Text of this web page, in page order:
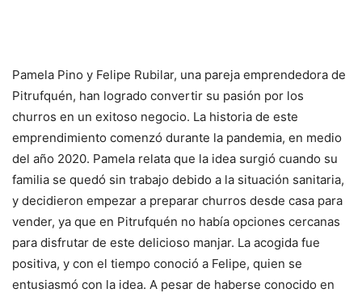
Pamela Pino y Felipe Rubilar, una pareja emprendedora de
Pitrufquén, han logrado convertir su pasión por los
churros en un exitoso negocio. La historia de este
emprendimiento comenzó durante la pandemia, en medio
del año 2020. Pamela relata que la idea surgió cuando su
familia se quedó sin trabajo debido a la situación sanitaria,
y decidieron empezar a preparar churros desde casa para
vender, ya que en Pitrufquén no había opciones cercanas
para disfrutar de este delicioso manjar. La acogida fue
positiva, y con el tiempo conoció a Felipe, quien se
entusiasmó con la idea. A pesar de haberse conocido en